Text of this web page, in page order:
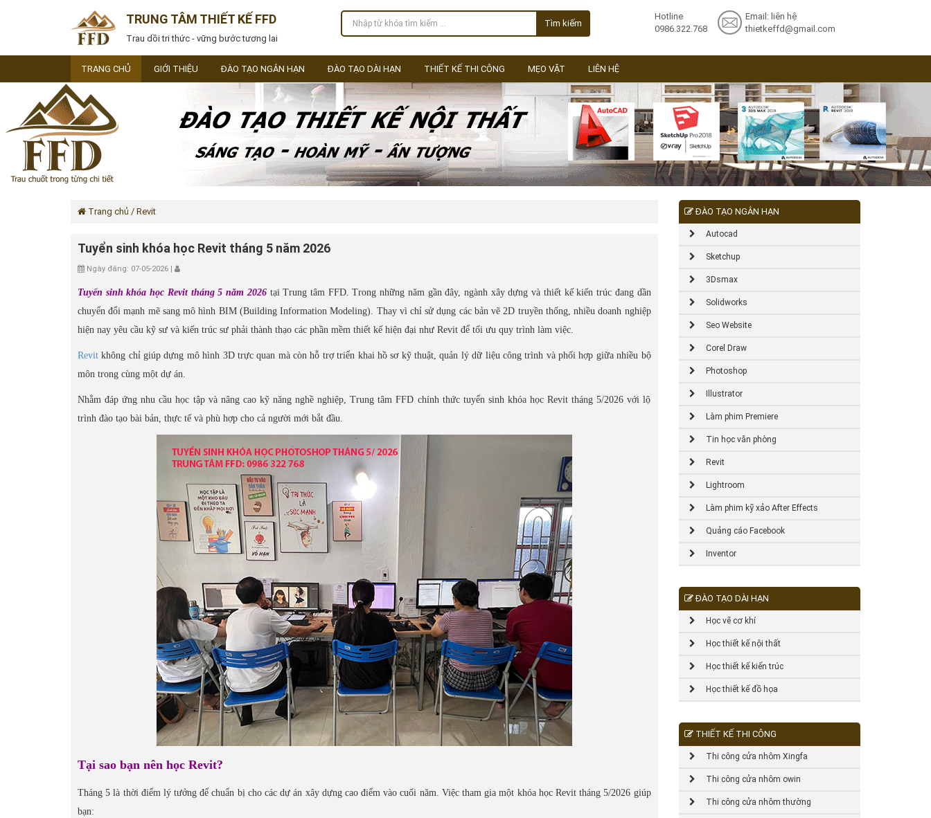
TRUNG TÂM THIẾT KẾ FFD
Trau dồi tri thức - vững bước tương lai
Tìm kiếm
Email: liên hệ
thietkeffd@gmail.com
Hotline
0986.322.768
TRANG CHỦ GIỚI THIỆU ĐÀO TẠO NGẮN HẠN ĐÀO TẠO DÀI HẠN THIẾT KẾ THI CÔNG MẸO VẶT LIÊN HỆ
Trang chủ / Revit
Tuyển sinh khóa học Revit tháng 5 năm 2026
Ngày đăng: 07-05-2026 |
Tuyển sinh khóa học Revit tháng 5 năm 2026tại Trung tâm FFD. Trong những năm gần đây, ngành xây dựng và thiết kế kiến trúc đang dần
chuyển đổi mạnh mẽ sang mô hình BIM (Building Information Modeling). Thay vì chỉ sử dụng các bản vẽ 2D truyền thống, nhiều doanh nghiệp
hiện nay yêu cầu kỹ sư và kiến trúc sư phải thành thạo các phần mềm thiết kế hiện đại như Revit để tối ưu quy trình làm việc.
Revit không chỉ giúp dựng mô hình 3D trực quan mà còn hỗ trợ triển khai hồ sơ kỹ thuật, quản lý dữ liệu công trình và phối hợp giữa nhiều bộ
môn trong cùng một dự án.
Nhằm đáp ứng nhu cầu học tập và nâng cao kỹ năng nghề nghiệp, Trung tâm FFD chính thức tuyển sinh khóa học Revit tháng 5/2026 với lộ
trình đào tạo bài bản, thực tế và phù hợp cho cả người mới bắt đầu.
Tại sao bạn nên học Revit?
Tháng 5 là thời điểm lý tưởng để chuẩn bị cho các dự án xây dựng cao điểm vào cuối năm. Việc tham gia một khóa học Revit tháng 5/2026 giúp
bạn:
ĐÀO TẠO NGẮN HẠN
Autocad
Sketchup
3Dsmax
Solidworks
Seo Website
Corel Draw
Photoshop
Illustrator
Làm phim Premiere
Tin học văn phòng
Revit
Lightroom
Làm phim kỹ xảo After Effects
Quảng cáo Facebook
Inventor
ĐÀO TẠO DÀI HẠN
Học vẽ cơ khí
Học thiết kế nội thất
Học thiết kế kiến trúc
Học thiết kế đồ họa
THIẾT KẾ THI CÔNG
Thi công cửa nhôm Xingfa
Thi công cửa nhôm owin
Thi công cửa nhôm thường